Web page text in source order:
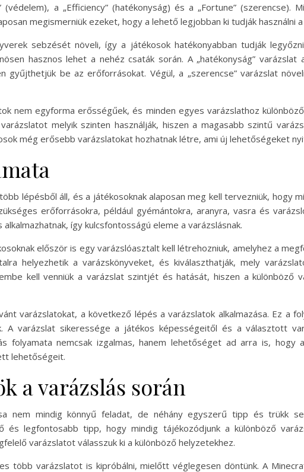
(védelem), a „Efficiency” (hatékonyság) és a „Fortune” (szerencse).
megismerniük ezeket, hogy a lehető legjobban ki tudják használni
sebzését növeli, így a játékosok hatékonyabban tudják
hasznos lehet a nehéz csaták során. A „hatékonyság” varázslat
gyűjthetjük be az erőforrásokat. Végül, a „szerencse” varázslat
nem egyforma erősségűek, és minden egyes varázslathoz
melyik szinten használják, hiszen a magasabb szintű
még erősebb varázslatokat hozhatnak létre, ami új lehetőségeket
lépésből áll, és a játékosoknak alaposan meg kell tervezniük, hogy
erőforrásokra, például gyémántokra, aranyra, vasra és
így kulcsfontosságú eleme a varázslásnak.
először is egy varázslóasztalt kell létrehozniuk, amelyhez a
helyezhetik a varázskönyveket, és kiválaszthatják, mely
kell venniük a varázslat szintjét és hatását, hiszen a különböző
varázslatokat, a következő lépés a varázslatok alkalmazása. Ez a
A varázslat sikeressége a játékos képességeitől és a választott
folyamata nemcsak izgalmas, hanem lehetőséget ad arra is,
lehetőségeit.
a varázslás során
nem mindig könnyű feladat, de néhány egyszerű tipp és trükk
és legfontosabb tipp, hogy mindig tájékozódjunk a különböző
varázslatot válasszuk ki a különböző helyzetekhez.
több varázslatot is kipróbálni, mielőtt véglegesen döntünk. A